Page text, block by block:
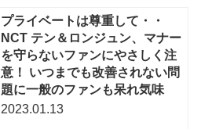
プライベートは尊重して・・
NCT テン＆ロンジュン、マナー
を守らないファンにやさしく注
意！ いつまでも改善されない問
題に一般のファンも呆れ気味
2023.01.13